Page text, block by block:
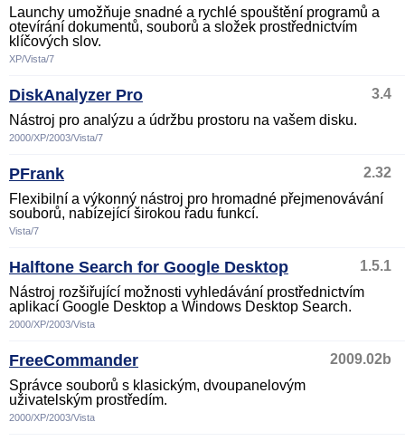
Launchy umožňuje snadné a rychlé spouštění programů a
otevírání dokumentů, souborů a složek prostřednictvím
klíčových slov.
XP/Vista/7
DiskAnalyzer Pro
3.4
Nástroj pro analýzu a údržbu prostoru na vašem disku.
2000/XP/2003/Vista/7
PFrank
2.32
Flexibilní a výkonný nástroj pro hromadné přejmenovávání
souborů, nabízející širokou řadu funkcí.
Vista/7
Halftone Search for Google Desktop
1.5.1
Nástroj rozšiřující možnosti vyhledávání prostřednictvím
aplikací Google Desktop a Windows Desktop Search.
2000/XP/2003/Vista
FreeCommander
2009.02b
Správce souborů s klasickým, dvoupanelovým
uživatelským prostředím.
2000/XP/2003/Vista